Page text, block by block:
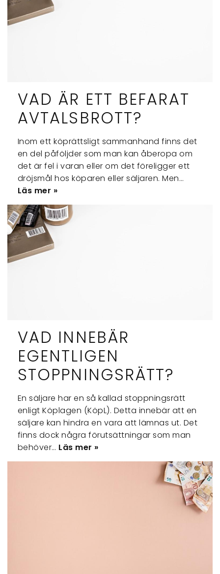
VAD ÄR ETT BEFARAT
AVTALSBROTT?
Inom ett köprättsligt sammanhand finns det
en del påföljder som man kan åberopa om
det är fel i varan eller om det föreligger ett
dröjsmål hos köparen eller säljaren. Men…
Läs mer »
VAD INNEBÄR
EGENTLIGEN
STOPPNINGSRÄTT?
En säljare har en så kallad stoppningsrätt
enligt Köplagen (KöpL). Detta innebär att en
säljare kan hindra en vara att lämnas ut. Det
finns dock några förutsättningar som man
behöver… Läs mer »